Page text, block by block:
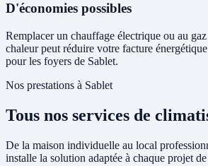
D'économies possibles
Remplacer un chauffage électrique ou au
chaleur peut réduire votre facture
pour les foyers de Sablet.
Nos prestations à Sablet
Tous nos services de
De la maison individuelle au local
installe la solution adaptée à chaque projet